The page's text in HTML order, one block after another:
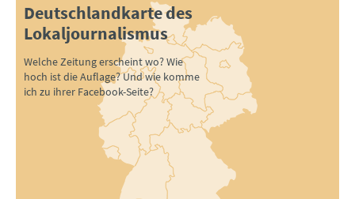
Deutschlandkarte des
Lokaljournalismus
Welche Zeitung erscheint wo? Wie
hoch ist die Auflage? Und wie komme
ich zu ihrer Facebook-Seite?